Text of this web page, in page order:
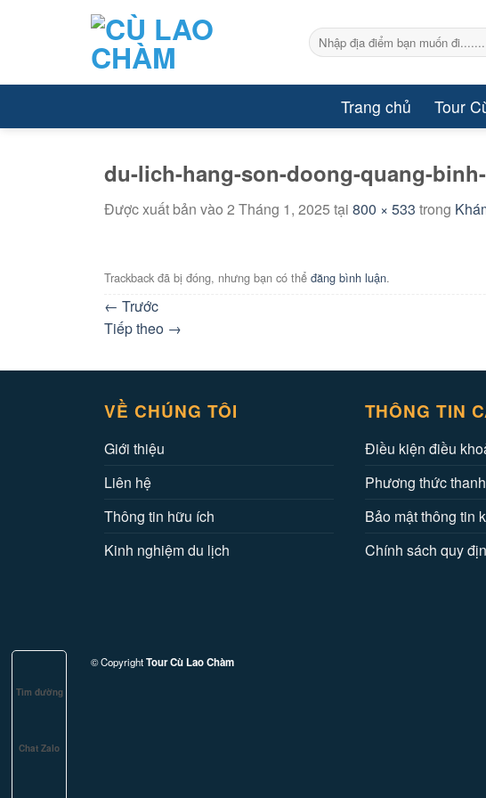
Tìm
kiếm:
Trang chủ Tour
du-lich-hang-son-doong-quang-binh-
Được xuất bản vào 2 Tháng 1, 2025 tại 800 × 533 trong
Trackback đã bị đóng, nhưng bạn có thể đăng bình luận.
← Trước
Tiếp theo →
VỀ CHÚNG TÔI
Giới thiệu
Liên hệ
Thông tin hữu ích
Kinh nghiệm du lịch
THÔNG TIN
Điều kiện điều
Phương thức
Bảo mật thông tin
Chính sách quy
© CopyrightTour Cù Lao Chàm
Tìm đường
Chat Zalo